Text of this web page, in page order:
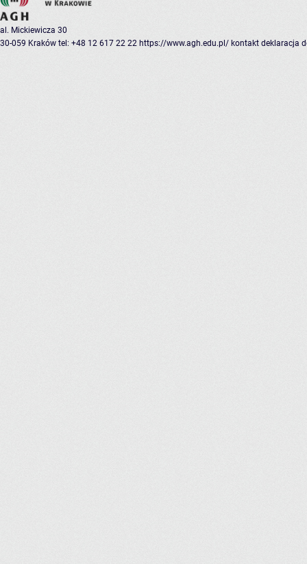
al. Mickiewicza 30
30-059 Kraków tel: +48 12 617 22 22 https://www.agh.edu.pl/ kontakt deklaracja